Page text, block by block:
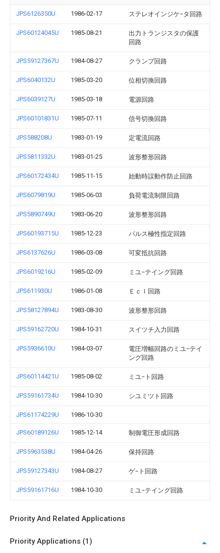
JPS6126350U 1986-02-17 ステレオインジケ−タ回路
JPS60124045U 1985-08-21
出力トランジスタの保護
回路
JPS59127367U 1984-08-27 クランプ回路
JPS6040132U 1985-03-20 位相切換回路
JPS6039127U 1985-03-18 電源回路
JPS60101831U 1985-07-11 信号切換回路
JPS588208U 1983-01-19 定電流回路
JPS5811332U 1983-01-25 波形整形回路
JPS60172434U 1985-11-15 始動時誤動作防止回路
JPS6079819U 1985-06-03 負荷電流制限回路
JPS5890749U 1983-06-20 波形整形回路
JPS60193715U 1985-12-23 パルス極性指定回路
JPS6137626U 1986-03-08 可変抵抗回路
JPS6019216U 1985-02-09 ミユ−テイング回路
JPS611930U 1986-01-08 Ｅｃｌ回路
JPS58127894U 1983-08-30 波形整形回路
JPS59162720U 1984-10-31 スイツチ入力回路
JPS5936610U 1984-03-07
電圧増幅回路のミユ−テイ
ング回路
JPS60114421U 1985-08-02 ミユ−ト回路
JPS59161734U 1984-10-30 シユミツト回路
JPS61174229U 1986-10-30
JPS60189126U 1985-12-14 制御電圧形成回路
JPS5963538U 1984-04-26 保持回路
JPS59127343U 1984-08-27 ゲ−ト回路
JPS59161716U 1984-10-30 ミユ−テイング回路
Priority And Related Applications
Priority Applications (1)